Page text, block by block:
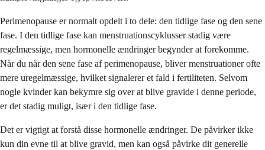
Perimenopause er normalt opdelt i to dele: den tidlige fase og den sene
fase. I den tidlige fase kan menstruationscyklusser stadig være
regelmæssige, men hormonelle ændringer begynder at forekomme.
Når du når den sene fase af perimenopause, bliver menstruationer ofte
mere uregelmæssige, hvilket signalerer et fald i fertiliteten. Selvom
nogle kvinder kan bekymre sig over at blive gravide i denne periode,
er det stadig muligt, især i den tidlige fase.
Det er vigtigt at forstå disse hormonelle ændringer. De påvirker ikke
kun din evne til at blive gravid, men kan også påvirke dit generelle